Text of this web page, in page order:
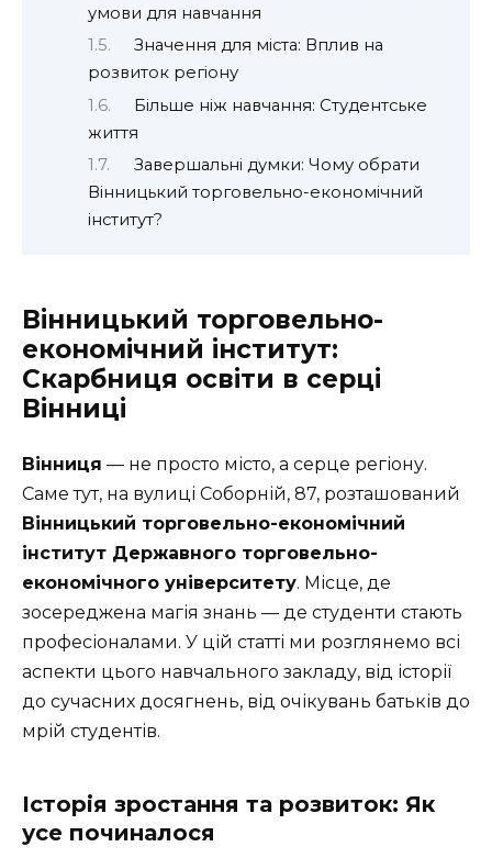
умови для навчання
Значення для міста: Вплив на
розвиток регіону
Більше ніж навчання: Студентське
життя
Завершальні думки: Чому обрати
Вінницький торговельно-економічний
інститут?
Вінницький торговельно-
економічний інститут:
Скарбниця освіти в серці
Вінниці
Вінниця — не просто місто, а серце регіону.
Саме тут, на вулиці Соборній, 87, розташований
Вінницький торговельно-економічний
інститут Державного торговельно-
економічного університету. Місце, де
зосереджена магія знань — де студенти стають
професіоналами. У цій статті ми розглянемо всі
аспекти цього навчального закладу, від історії
до сучасних досягнень, від очікувань батьків до
мрій студентів.
Історія зростання та розвиток: Як
усе починалося